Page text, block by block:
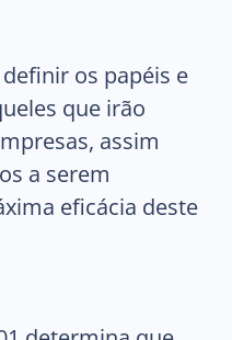
os papéis e
que irão
assim
a serem
eficácia deste